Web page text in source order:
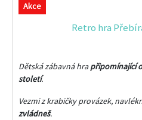
Akce
Retro hra
Dětská zábavná hrapřipomínající
století.
Vezmi z krabičky provázek,
zvládneš.